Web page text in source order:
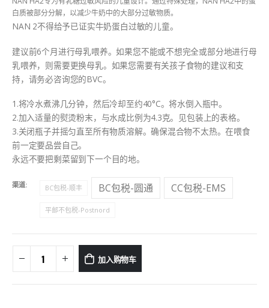
白质被部分分解，以减少牛奶中的大部分过敏物质。
NAN 2不得给予已证实牛奶蛋白过敏的儿童。
建议前6个月进行母乳喂养。如果您不能或不想完全或部分地进行母
乳喂养，则需要更换母乳。如果您需要有关孩子食物的建议和支
持，请务必咨询您的BVC。
1.将冷水煮沸几分钟，然后冷却至约40°C。将水倒入瓶中。
2.加入适量的熨烫粉末，与水成比例为4.3克。见包装上的表格。
3.关闭瓶子并摇匀直至所有物质溶解。确保混合物不太热。在喂食
前一定要品尝自己。
永远不要把剩菜留到下一个目的地。
渠道 BC包税-顺丰 BC包税-圆通 CC包税-EMS
平邮不包税-Postnord
加入购物车